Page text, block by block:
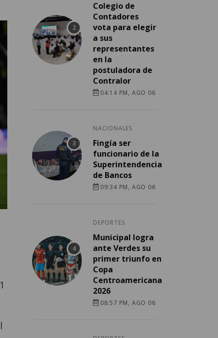
Colegio de
Contadores
vota para elegir
a sus
representantes
en la
postuladora de
Contralor
04:14 PM, AGO 06
NACIONALES
Fingía ser
funcionario de la
Superintendencia
de Bancos
09:34 PM, AGO 06
DEPORTES
Municipal logra
ante Verdes su
primer triunfo en
Copa
Centroamericana
2026
08:57 PM, AGO 06